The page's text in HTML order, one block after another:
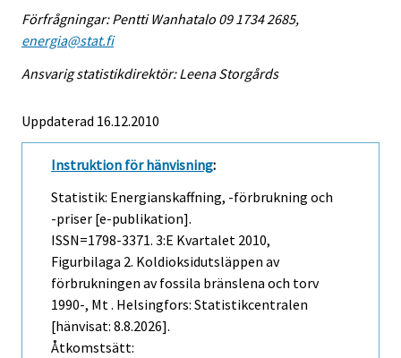
Förfrågningar: Pentti Wanhatalo 09 1734 2685,
energia@stat.fi
Ansvarig statistikdirektör: Leena Storgårds
Uppdaterad 16.12.2010
Instruktion för hänvisning:
Statistik: Energianskaffning, -förbrukning och
-priser [e-publikation].
ISSN=1798-3371. 3:e Kvartalet 2010,
Figurbilaga 2. Koldioksidutsläppen av
förbrukningen av fossila bränslena och torv
1990-, Mt . Helsingfors: Statistikcentralen
[hänvisat: 8.8.2026].
Åtkomstsätt: